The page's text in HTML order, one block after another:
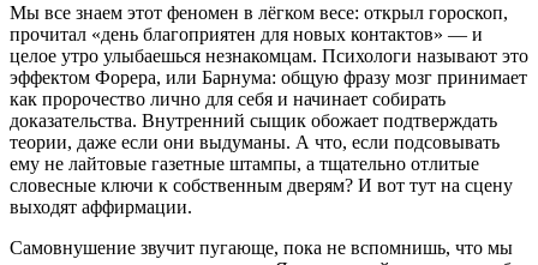
Мы все знаем этот феномен в лёгком весе: открыл гороскоп,
прочитал «день благоприятен для новых контактов» — и
целое утро улыбаешься незнакомцам. Психологи называют это
эффектом Форера, или Барнума: общую фразу мозг принимает
как пророчество лично для себя и начинает собирать
доказательства. Внутренний сыщик обожает подтверждать
теории, даже если они выдуманы. А что, если подсовывать
ему не лайтовые газетные штампы, а тщательно отлитые
словесные ключи к собственным дверям? И вот тут на сцену
выходят аффирмации.
Самовнушение звучит пугающе, пока не вспомнишь, что мы